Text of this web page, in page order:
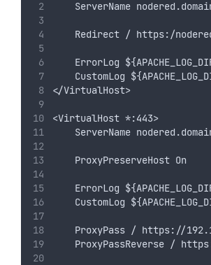
ServerName
Redirect / https:/
ErrorLog
CustomLog
</VirtualHost>
<VirtualHost *:443>
ServerName
    ProxyPreserveHost On
ErrorLog
CustomLog
ProxyPass / https://
ProxyPassReverse /